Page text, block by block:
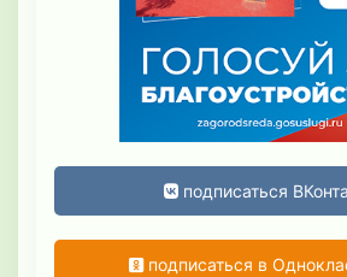
подписаться
подписаться в